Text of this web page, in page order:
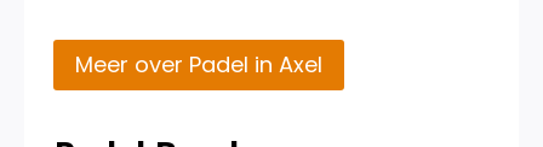
Meer over Padel in Axel